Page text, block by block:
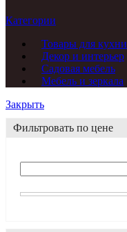
Категории
Товары для кухни
Декор и интерьер
Садовая мебель
Мебель и зеркала
Закрыть
Фильтровать по цене